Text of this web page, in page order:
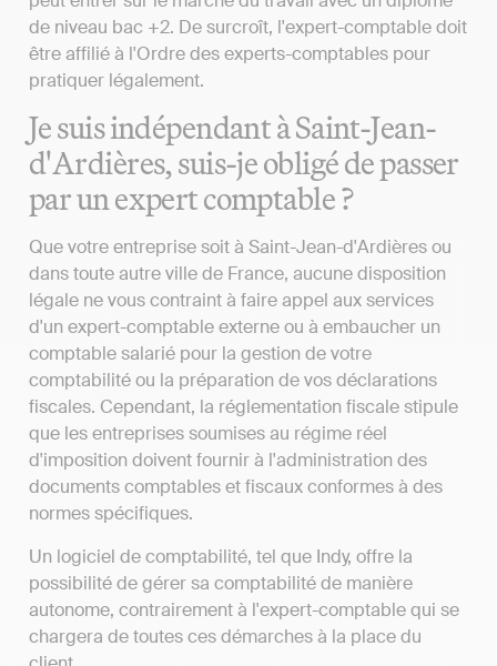
de niveau bac +2. De surcroît, l'expert-comptable doit
être affilié à l'Ordre des experts-comptables pour
pratiquer légalement.
Je suis indépendant à Saint-Jean-
d'Ardières, suis-je obligé de passer
par un expert comptable ?
Que votre entreprise soit à Saint-Jean-d'Ardières ou
dans toute autre ville de France, aucune disposition
légale ne vous contraint à faire appel aux services
d'un expert-comptable externe ou à embaucher un
comptable salarié pour la gestion de votre
comptabilité ou la préparation de vos déclarations
fiscales. Cependant, la réglementation fiscale stipule
que les entreprises soumises au régime réel
d'imposition doivent fournir à l'administration des
documents comptables et fiscaux conformes à des
normes spécifiques.
Un logiciel de comptabilité, tel que Indy, offre la
possibilité de gérer sa comptabilité de manière
autonome, contrairement à l'expert-comptable qui se
chargera de toutes ces démarches à la place du